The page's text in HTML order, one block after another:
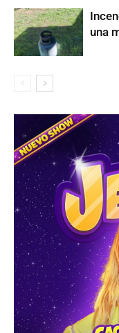
una